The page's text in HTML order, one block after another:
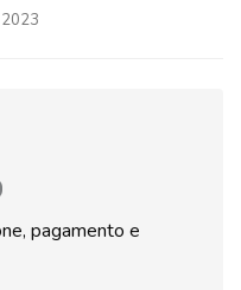
pagamento e